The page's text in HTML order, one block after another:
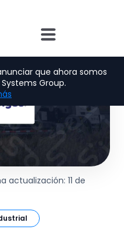
que ahora somos
Group.
actualización: 11 de